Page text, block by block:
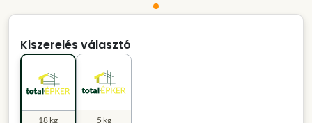
Kiszerelés választó
5 kg
18 kg